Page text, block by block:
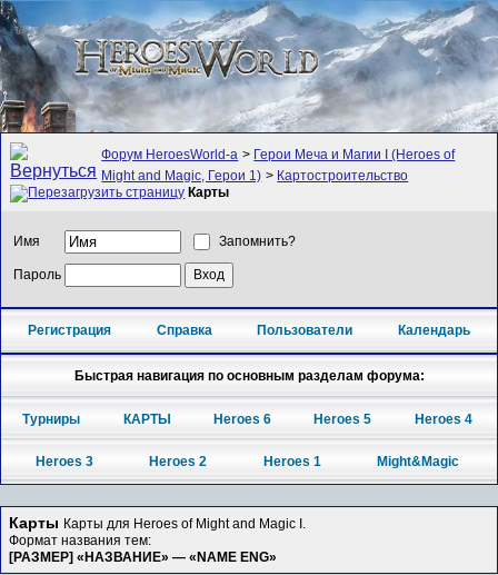
Форум HeroesWorld-а > Герои Меча и Магии I (Heroes of
Might and Magic, Герои 1) > Картостроительство
Карты
Имя Запомнить?
Пароль
Регистрация Справка Пользователи Календарь
Быстрая навигация по основным разделам форума:
Турниры КАРТЫ Heroes 6 Heroes 5 Heroes 4
Heroes 3 Heroes 2 Heroes 1 Might&Magic
Карты Карты для Heroes of Might and Magic I.
Формат названия тем:
[РАЗМЕР] «НАЗВАНИЕ» — «NAME ENG»